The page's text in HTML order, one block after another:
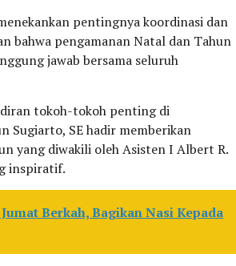
pentingnya koordinasi dan
bahwa pengamanan Natal dan Tahun
jawab bersama seluruh
tokoh-tokoh penting di
Sugiarto, SE hadir memberikan
yang diwakili oleh Asisten I Albert R.
inspiratif.
Berkah, Bagikan Nasi Kepada